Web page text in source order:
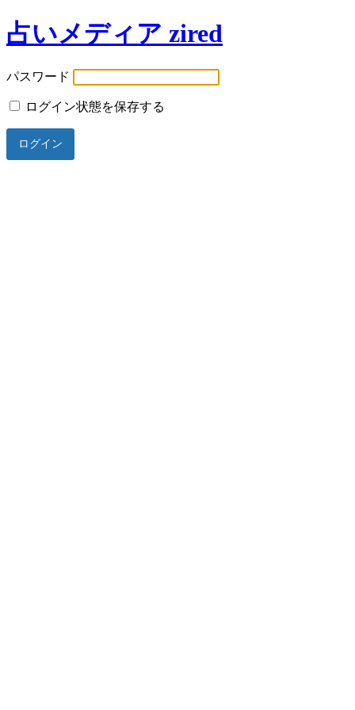
占いメディア zired
パスワード
ログイン状態を保存する